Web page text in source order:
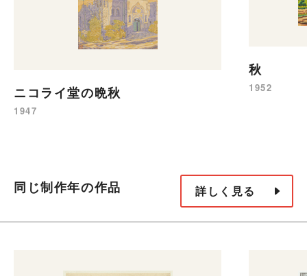
ニコライ堂の晩秋
1947
秋
1952
同じ制作年の作品 詳しく見る